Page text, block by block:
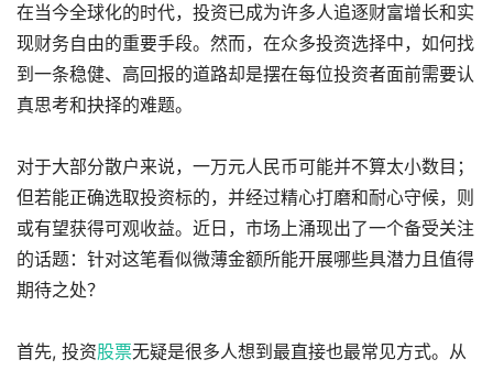
在当今全球化的时代，投资已成为许多人追逐财富增长和实
现财务自由的重要手段。然而，在众多投资选择中，如何找
到一条稳健、高回报的道路却是摆在每位投资者面前需要认
真思考和抉择的难题。
对于大部分散户来说，一万元人民币可能并不算太小数目；
但若能正确选取投资标的，并经过精心打磨和耐心守候，则
或有望获得可观收益。近日，市场上涌现出了一个备受关注
的话题：针对这笔看似微薄金额所能开展哪些具潜力且值得
期待之处？
首先, 投资股票无疑是很多人想到最直接也最常见方式。从